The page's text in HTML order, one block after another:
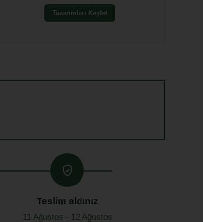
Tasarımları Keşfet
Teslim aldınız
11 Ağustos - 12 Ağustos